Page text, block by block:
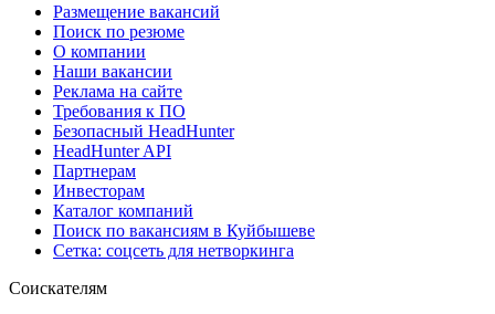
Размещение вакансий
Поиск по резюме
О компании
Наши вакансии
Реклама на сайте
Требования к ПО
Безопасный HeadHunter
HeadHunter API
Партнерам
Инвесторам
Каталог компаний
Поиск по вакансиям в Куйбышеве
Сетка: соцсеть для нетворкинга
Соискателям